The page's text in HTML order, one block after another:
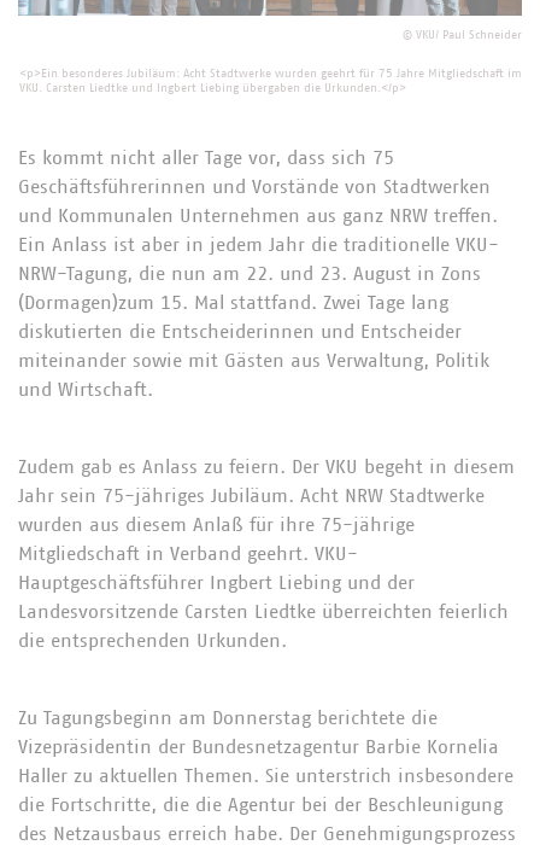
© VKU/ Paul Schneider
<p>Ein besonderes Jubiläum: Acht Stadtwerke wurden geehrt für 75 Jahre Mitgliedschaft im
VKU. Carsten Liedtke und Ingbert Liebing übergaben die Urkunden.</p>
Es kommt nicht aller Tage vor, dass sich 75
Geschäftsführerinnen und Vorstände von Stadtwerken
und Kommunalen Unternehmen aus ganz NRW treffen.
Ein Anlass ist aber in jedem Jahr die traditionelle VKU-
NRW-Tagung, die nun am 22. und 23. August in Zons
(Dormagen)zum 15. Mal stattfand. Zwei Tage lang
diskutierten die Entscheiderinnen und Entscheider
miteinander sowie mit Gästen aus Verwaltung, Politik
und Wirtschaft.
Zudem gab es Anlass zu feiern. Der VKU begeht in diesem
Jahr sein 75-jähriges Jubiläum. Acht NRW Stadtwerke
wurden aus diesem Anlaß für ihre 75-jährige
Mitgliedschaft in Verband geehrt. VKU-
Hauptgeschäftsführer Ingbert Liebing und der
Landesvorsitzende Carsten Liedtke überreichten feierlich
die entsprechenden Urkunden.
Zu Tagungsbeginn am Donnerstag berichtete die
Vizepräsidentin der Bundesnetzagentur Barbie Kornelia
Haller zu aktuellen Themen. Sie unterstrich insbesondere
die Fortschritte, die die Agentur bei der Beschleunigung
des Netzausbaus erreich habe. Der Genehmigungsprozess